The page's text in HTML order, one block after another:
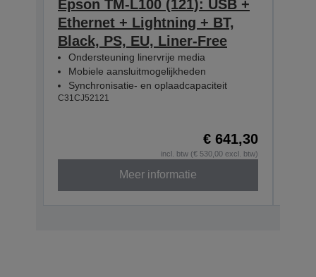
Epson TM-L100 (121): USB +
Ethernet + Lightning + BT,
Black, PS, EU, Liner-Free
Ondersteuning linervrije media
Mobiele aansluitmogelijkheden
Synchronisatie- en oplaadcapaciteit
C31CJ52121
€ 641,30
incl. btw (€ 530,00 excl. btw)
Meer informatie